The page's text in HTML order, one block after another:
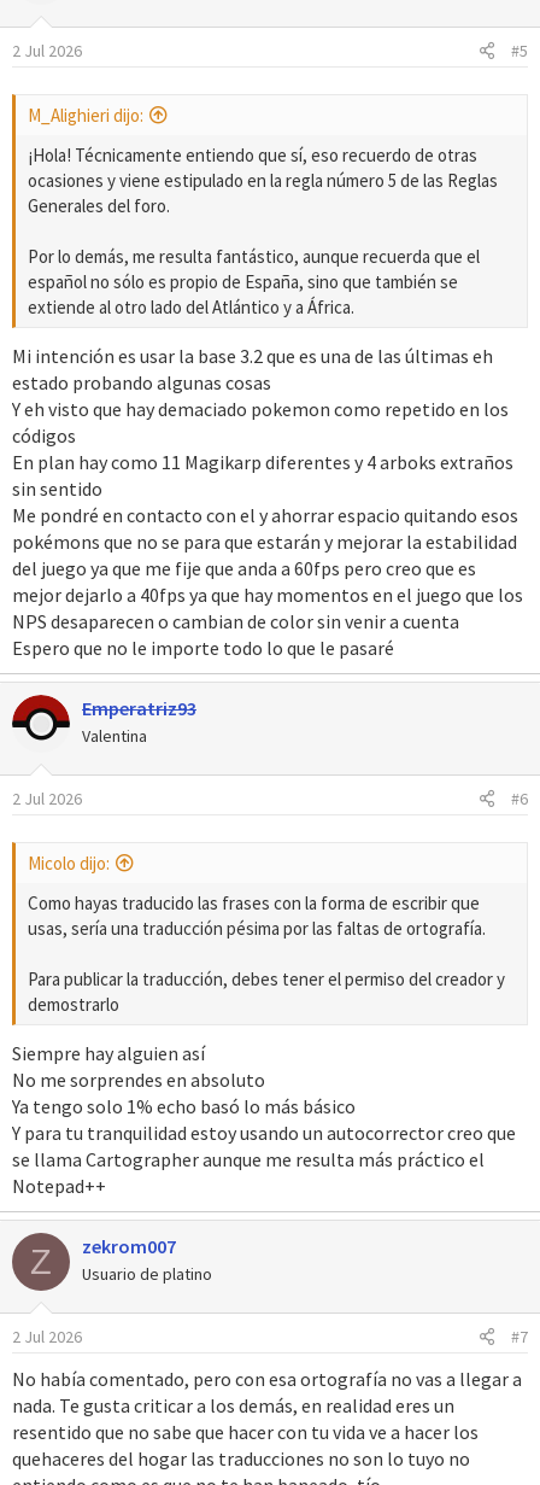
o
n
:
2 Jul 2026 #5
M_Alighieri dijo:
¡Hola! Técnicamente entiendo que sí, eso recuerdo de otras
ocasiones y viene estipulado en la regla número 5 de las Reglas
Generales del foro.
Por lo demás, me resulta fantástico, aunque recuerda que el
español no sólo es propio de España, sino que también se
extiende al otro lado del Atlántico y a África.
Mi intención es usar la base 3.2 que es una de las últimas eh
estado probando algunas cosas
Y eh visto que hay demaciado pokemon como repetido en los
códigos
En plan hay como 11 Magikarp diferentes y 4 arboks extraños
sin sentido
Me pondré en contacto con el y ahorrar espacio quitando esos
pokémons que no se para que estarán y mejorar la estabilidad
del juego ya que me fije que anda a 60fps pero creo que es
mejor dejarlo a 40fps ya que hay momentos en el juego que los
NPS desaparecen o cambian de color sin venir a cuenta
Espero que no le importe todo lo que le pasaré
Emperatriz93
Valentina
2 Jul 2026 #6
Micolo dijo:
Como hayas traducido las frases con la forma de escribir que
usas, sería una traducción pésima por las faltas de ortografía.
Para publicar la traducción, debes tener el permiso del creador y
demostrarlo
Siempre hay alguien así
No me sorprendes en absoluto
Ya tengo solo 1% echo basó lo más básico
Y para tu tranquilidad estoy usando un autocorrector creo que
se llama Cartographer aunque me resulta más práctico el
Notepad++
Z zekrom007
Usuario de platino
2 Jul 2026 #7
No había comentado, pero con esa ortografía no vas a llegar a
nada. Te gusta criticar a los demás, en realidad eres un
resentido que no sabe que hacer con tu vida ve a hacer los
quehaceres del hogar las traducciones no son lo tuyo no